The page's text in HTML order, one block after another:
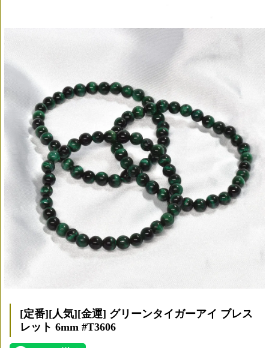
[定番][人気][金運] グリーンタイガーアイ ブレス
レット 6mm #T3606